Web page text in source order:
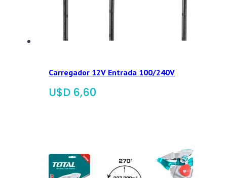
Carregador 12V Entrada 100/240V
$ 6,60